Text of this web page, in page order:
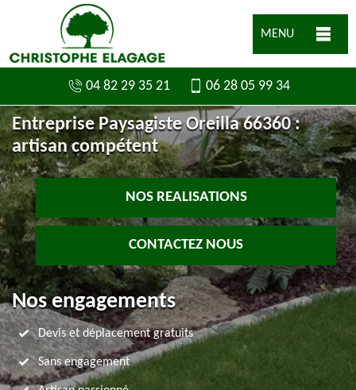
MENU
04 82 29 35 21 06 28 05 99 34
Entreprise Paysagiste Oreilla 66360 :
artisan compétent
NOS REALISATIONS
CONTACTEZ NOUS
Nos engagements
Devis et déplacement gratuits
Sans engagement